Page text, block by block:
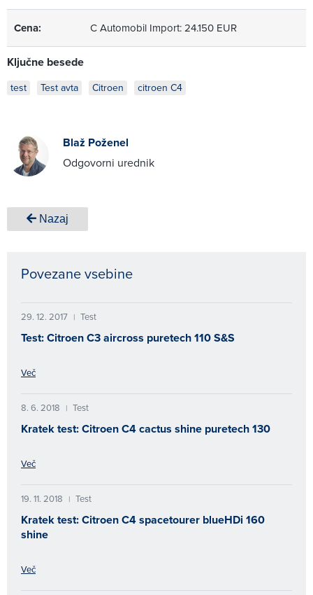
Cena: C Automobil Import: 24.150 EUR
Ključne besede
test Test avta Citroen citroen C4
Blaž Poženel
Odgovorni urednik
Nazaj
Povezane vsebine
29. 12. 2017 | Test
Test: Citroen C3 aircross puretech 110 S&S
Več
8. 6. 2018 | Test
Kratek test: Citroen C4 cactus shine puretech 130
Več
19. 11. 2018 | Test
Kratek test: Citroen C4 spacetourer blueHDi 160
shine
Več